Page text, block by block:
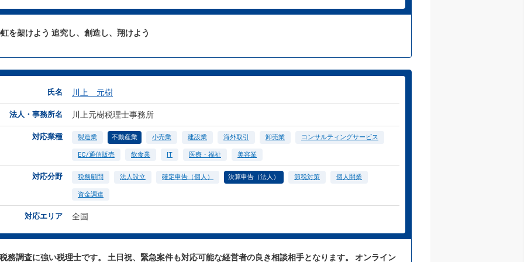
を架けよう 追究し、創造し、翔けよう
氏名 川上 元樹
法人・事務所名 川上元樹税理士事務所
対応業種 製造業 不動産業 小売業 建設業 海外取引 卸売業 コンサルティングサービス
EC/通信販売 飲食業 IT 医療・福祉 美容業
対応分野 税務顧問 法人設立 確定申告（個人） 決算申告（法人） 節税対策 個人開業
資金調達
対応エリア 全国
務調査に強い税理士です。 土日祝、緊急案件も対応可能な経営者の良き相談相手となります。 オンライン